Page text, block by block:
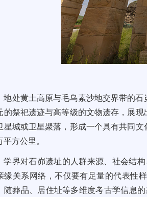
地处黄土高原与毛乌素沙地交界带的石
的祭祀遗迹与高等级的文物遗存，展
星城或卫星聚落，形成一个具有共同
平方公里。
学界对石峁遗址的人群来源、社会结
缘关系网络，不仅要有足量的代表性
随葬品、居住址等多维度考古学信息